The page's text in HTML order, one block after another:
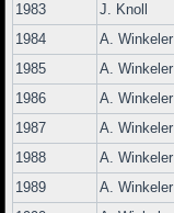
1983
J. Knoll
1984
A. Winkeler
1985
A. Winkeler
1986
A. Winkeler
1987
A. Winkeler
1988
A. Winkeler
1989
A. Winkeler